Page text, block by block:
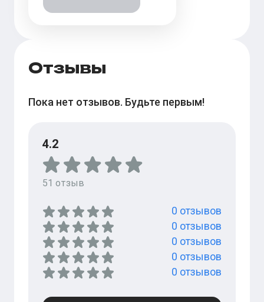
Отзывы
Пока нет отзывов. Будьте первым!
4.2
51 отзыв
0 отзывов
0 отзывов
0 отзывов
0 отзывов
0 отзывов